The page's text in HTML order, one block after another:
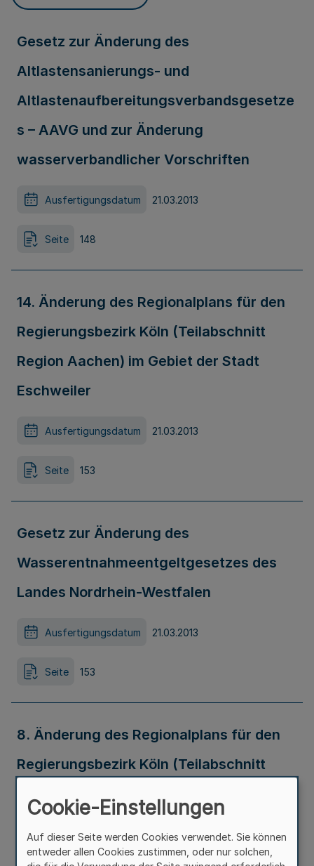
Gesetz zur Änderung des
Altlastensanierungs- und
Altlastenaufbereitungsverbandsgesetze
s – AAVG und zur Änderung
wasserverbandlicher Vorschriften
Ausfertigungsdatum 21.03.2013
Seite 148
14. Änderung des Regionalplans für den
Regierungsbezirk Köln (Teilabschnitt
Region Aachen) im Gebiet der Stadt
Eschweiler
Ausfertigungsdatum 21.03.2013
Seite 153
Gesetz zur Änderung des
Wasserentnahmeentgeltgesetzes des
Landes Nordrhein-Westfalen
Ausfertigungsdatum 21.03.2013
Seite 153
8. Änderung des Regionalplans für den
Regierungsbezirk Köln (Teilabschnitt
Ausfertigungsdatum 22.03.2013
Cookie-Einstellungen
Auf dieser Seite werden Cookies verwendet. Sie können
entweder allen Cookies zustimmen, oder nur solchen,